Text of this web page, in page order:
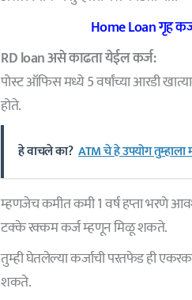
Home Loan गृह
RD loan असे काढता येईल कर्ज:
पोस्ट ऑफिस मध्ये 5 वर्षांच्या आरडी
होते.
हे वाचले का? ATM चे हे उपयोग तुम्हाला
म्हणजेच कमीत कमी 1 वर्ष हप्ता भरणे
टक्के रक्कम कर्ज म्हणून मिळू शकते.
तुम्ही घेतलेल्या कर्जाची परतफेड ही
शकते.